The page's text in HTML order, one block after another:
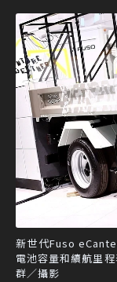
新世代Fuso
電池容量和續航里
群／攝影